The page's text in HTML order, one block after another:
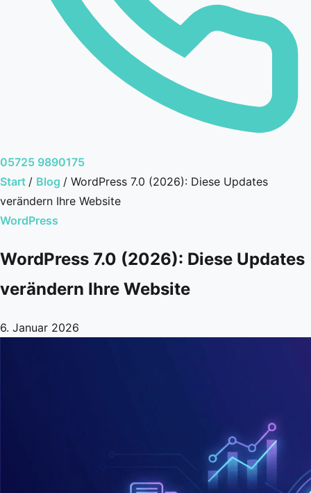
05725 9890175
Start / Blog / WordPress 7.0 (2026): Diese Updates
verändern Ihre Website
WordPress
WordPress 7.0 (2026): Diese Updates
verändern Ihre Website
6. Januar 2026